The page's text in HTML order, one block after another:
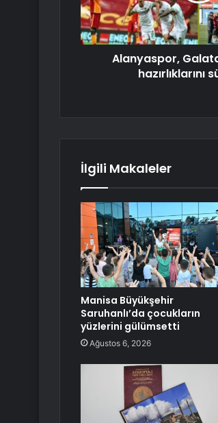
Alanyaspor,
hazırlıklarını
İlgili Makaleler
Manisa Büyükşehir
Saruhanlı’da çocukların
yüzlerini gülümsetti
Ağustos 6, 2026